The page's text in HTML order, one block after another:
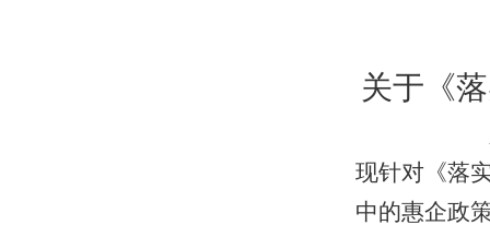
关于《
现针对 《落
中的惠企政